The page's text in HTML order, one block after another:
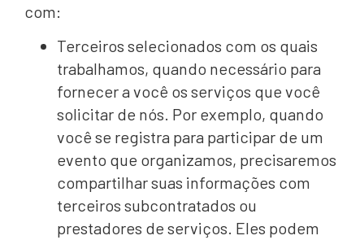
com:
Terceiros selecionados com os quais
trabalhamos, quando necessário para
fornecer a você os serviços que você
solicitar de nós. Por exemplo, quando
você se registra para participar de um
evento que organizamos, precisaremos
compartilhar suas informações com
terceiros subcontratados ou
prestadores de serviços. Eles podem